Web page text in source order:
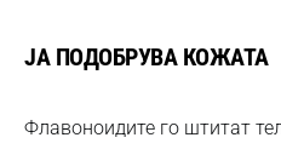
ЈА ПОДОБРУВА КОЖАТА
Флавоноидите го штитат